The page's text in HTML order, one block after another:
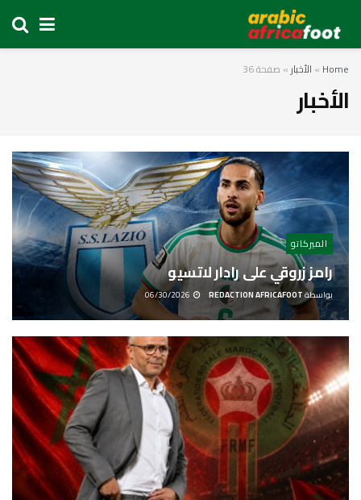
Home
» الأخبار» صفحة 36
الأخبار
الميركاتو
رامز زروقي على رادار لاتسيو
بواسطةREDACTION AFRICAFOOT